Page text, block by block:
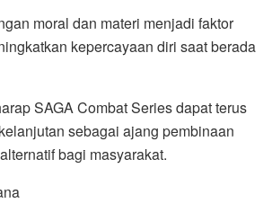
moral dan materi menjadi faktor
kepercayaan diri saat berada
SAGA Combat Series dapat terus
sebagai ajang pembinaan
bagi masyarakat.